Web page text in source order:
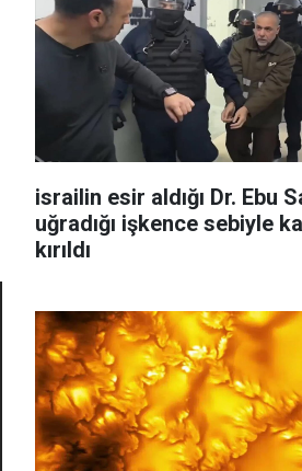
israilin esir aldığı Dr. Ebu
uğradığı işkence sebiyle
kırıldı